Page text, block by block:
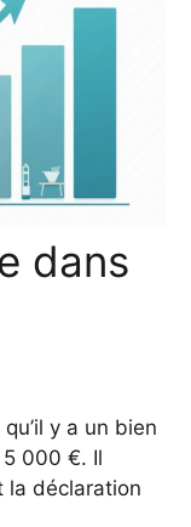
dans
y a un bien
000 €. Il
la déclaration